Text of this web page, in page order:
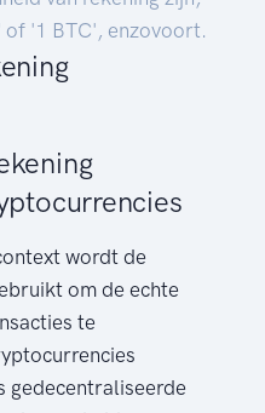
'1 BTC', enzovoort.
wordt de
om de echte
te
gedecentraliseerde